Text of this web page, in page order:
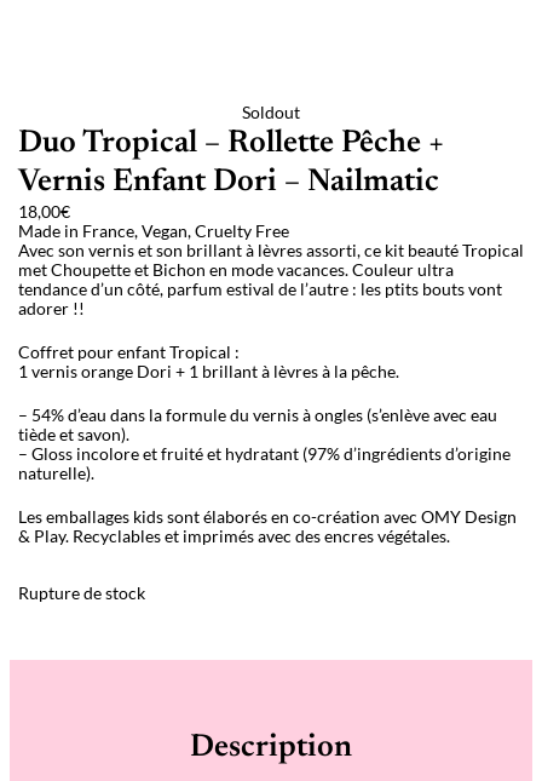
Soldout
Duo Tropical – Rollette Pêche +
Vernis Enfant Dori – Nailmatic
18,00€
Made in France, Vegan, Cruelty Free
Avec son vernis et son brillant à lèvres assorti, ce kit beauté Tropical
met Choupette et Bichon en mode vacances. Couleur ultra
tendance d’un côté, parfum estival de l’autre : les ptits bouts vont
adorer !!
Coffret pour enfant Tropical :
1 vernis orange Dori + 1 brillant à lèvres à la pêche.
– 54% d’eau dans la formule du vernis à ongles (s’enlève avec eau
tiède et savon).
– Gloss incolore et fruité et hydratant (97% d’ingrédients d’origine
naturelle).
Les emballages kids sont élaborés en co-création avec OMY Design
& Play. Recyclables et imprimés avec des encres végétales.
Rupture de stock
Description